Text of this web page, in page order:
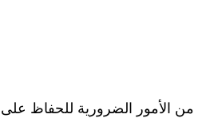
الأمور الضرورية للحفاظ على